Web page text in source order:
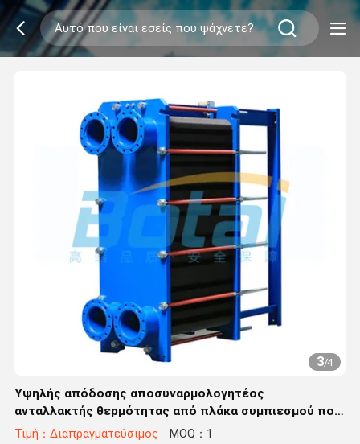
3/4
Υψηλής απόδοσης αποσυναρμολογητέος
ανταλλακτής θερμότητας από πλάκα συμπιεσμού που
χρησιμοποιείται στην κατασκευή χάλυβα
Τιμή：Διαπραγματεύσιμος MOQ：1